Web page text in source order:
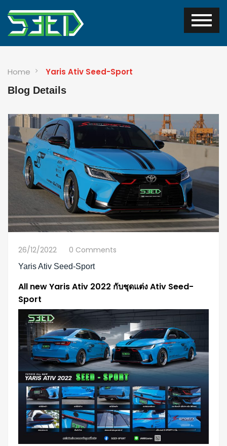
Home Yaris Ativ Seed-Sport
Blog Details
26/12/2022 0 Comments
Yaris Ativ Seed-Sport
All new Yaris Ativ 2022 กับชุดแต่ง Ativ Seed-
Sport